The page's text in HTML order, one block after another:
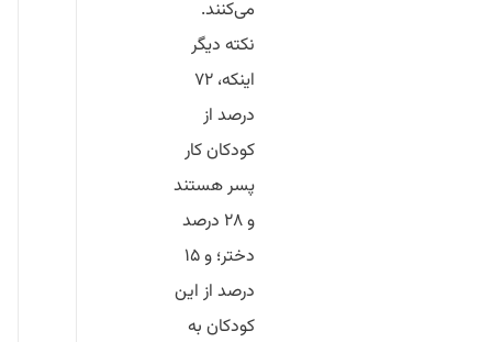
می‌کنند.
نکته دیگر
اینکه،۷۲
درصد از
کودکان کار
پسر هستند
و ۲۸ درصد
دختر؛ و۱۵
درصد از این
کودکان به